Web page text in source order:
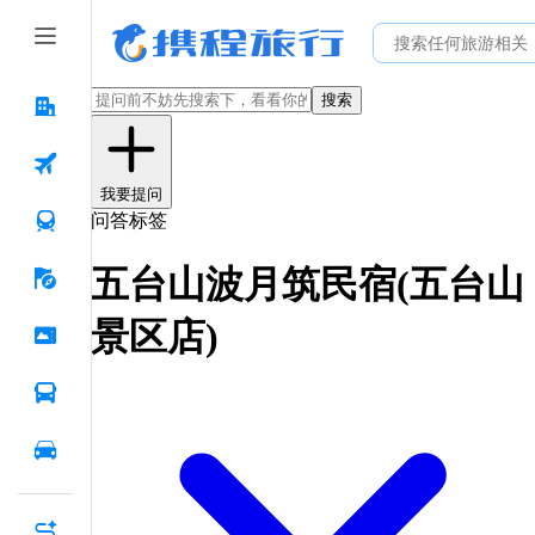
搜索
我要提问
问答标签
五台山波月筑民宿(五台山
景区店)